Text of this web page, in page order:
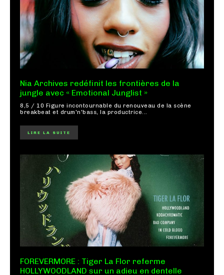
Nia Archives redéfinit les frontières de la
jungle avec « Emotional Junglist »
8,5 / 10 Figure incontournable du renouveau de la scène
breakbeat et drum'n'bass, la productrice...
LIRE LA SUITE
FOREVERMORE : Tiger La Flor referme
HOLLYWOODLAND sur un adieu en dentelle